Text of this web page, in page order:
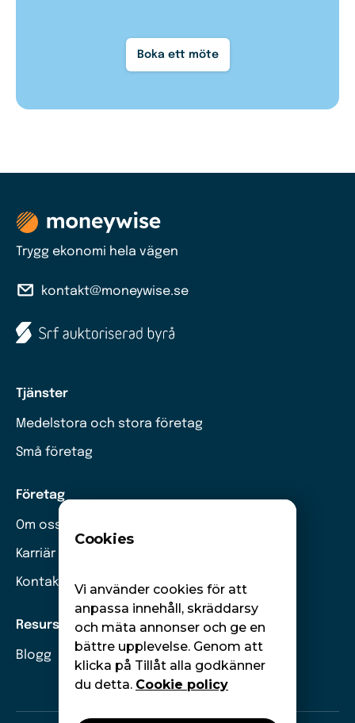
Boka ett möte
Trygg ekonomi hela vägen
kontakt@moneywise.se
Tjänster
Medelstora och stora företag
Små företag
Företag
Om oss
Karriär
Kontakt
Resurser
Blogg
Cookies
Vi använder cookies för att
anpassa innehåll, skräddarsy
och mäta annonser och ge en
bättre upplevelse. Genom att
klicka på Tillåt alla godkänner
du detta. Cookie policy